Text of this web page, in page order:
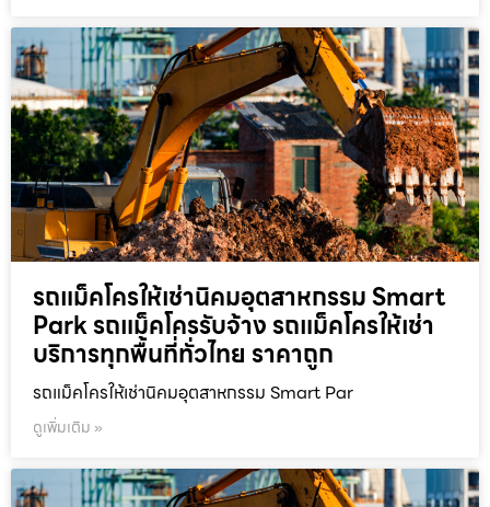
รถแม็คโครให้เช่านิคมอุตสาหกรรม Smart
Park รถแม็คโครรับจ้าง รถแม็คโครให้เช่า
บริการทุกพื้นที่ทั่วไทย ราคาถูก
รถแม็คโครให้เช่านิคมอุตสาหกรรม Smart Par
ดูเพิ่มเติม »